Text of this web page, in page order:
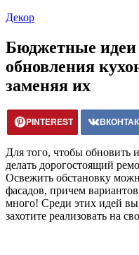
Декор
Бюджетные идеи
обновления
заменяя их
PINTEREST
Для того, чтобы обновить
делать дорогостоящий
Освежить обстановку
фасадов, причем
много! Среди этих идей
захотите реализовать на